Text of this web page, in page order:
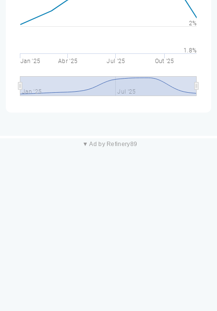
Jan '25 Abr '25 Jul '25 Out '25
Jan '25 Jul '25
1.8%
2%
▼ Ad by Refinery89